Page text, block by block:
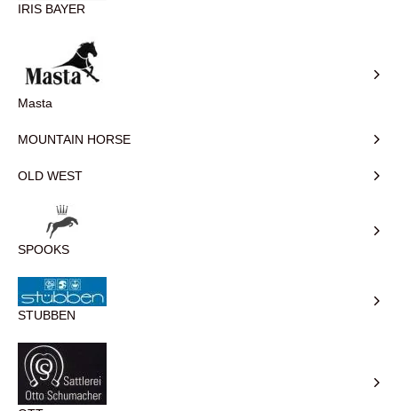
IRIS BAYER
Masta
MOUNTAIN HORSE
OLD WEST
SPOOKS
STUBBEN